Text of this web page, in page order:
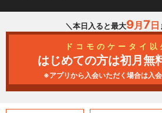
＼本日入ると最大9月 7 日
ドコモのケータイ
はじめての方は初月無
※アプリから入会いただく場合は入